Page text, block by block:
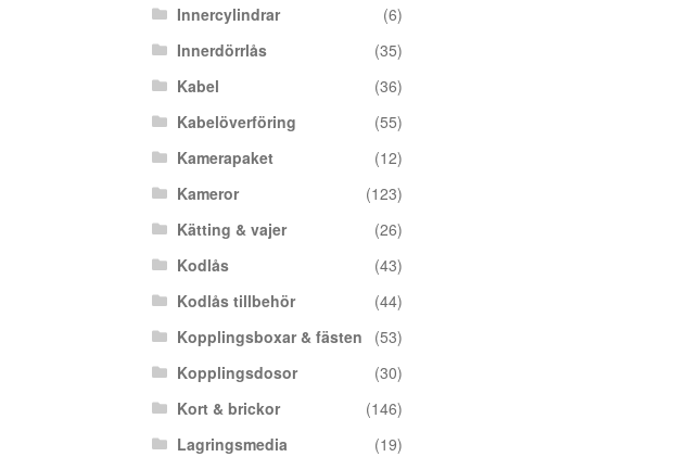
Innercylindrar
(6)
Innerdörrlås
(35)
Kabel
(36)
Kabelöverföring
(55)
Kamerapaket
(12)
Kameror
(123)
Kätting & vajer
(26)
Kodlås
(43)
Kodlås tillbehör
(44)
Kopplingsboxar & fästen
(53)
Kopplingsdosor
(30)
Kort & brickor
(146)
Lagringsmedia
(19)